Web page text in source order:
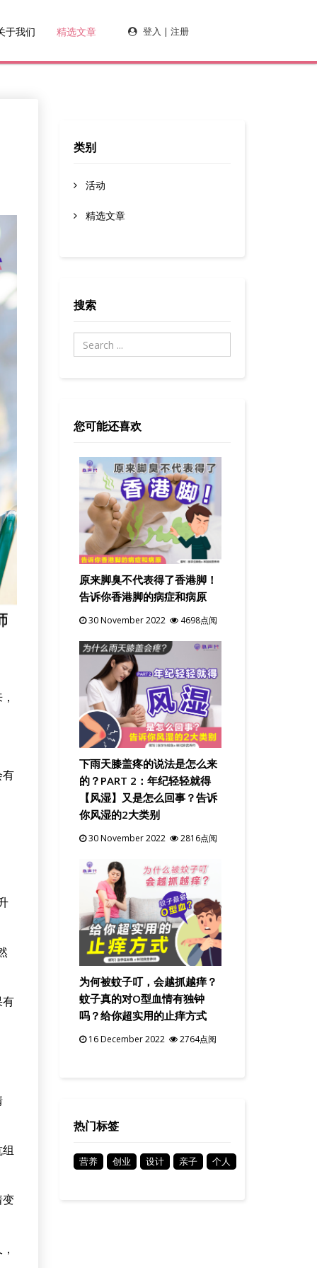
于我们 精选文章 登入 | 注册
有
有
变
类别
活动
精选文章
搜索
您可能还喜欢
原来脚臭不代表得了香港脚！
告诉你香港脚的病症和病原
30 November 2022 4698点阅
下雨天膝盖疼的说法是怎么来
的？PART 2：年纪轻轻就得
【风湿】又是怎么回事？告诉
你风湿的2大类别
30 November 2022 2816点阅
为何被蚊子叮，会越抓越痒？
蚊子真的对O型血情有独钟
吗？给你超实用的止痒方式
16 December 2022 2764点阅
热门标签
营养 创业 设计 亲子 个人